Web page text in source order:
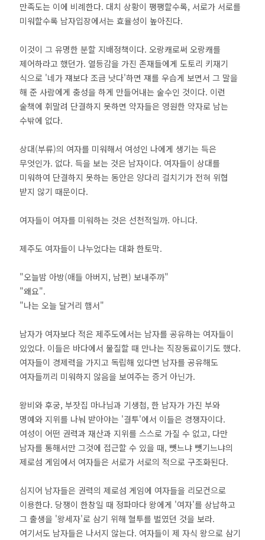
만족도는 이에 비례한다. 대치 상황이 팽팽할수록, 서로가 서로를
미워할수록 남자입장에서는 효율성이 높아진다.
이것이 그 유명한 분할 지배정책이다. 오랑캐로써 오랑캐를
제어하라고 했던가. 열등감을 가진 존재들에게 도토리 키재기
식으로 '네가 쟤보다 조금 낫다'하면 쟤를 우습게 보면서 그 말을
해 준 사람에게 충성을 하게 만들어내는 술수인 것이다. 이런
술책에 휘말려 단결하지 못하면 약자들은 영원한 약자로 남는
수밖에 없다.
상대(부류)의 여자를 미워해서 여성인 나에게 생기는 득은
무엇인가. 없다. 득을 보는 것은 남자이다. 여자들이 상대를
미워하여 단결하지 못하는 동안은 양다리 걸치기가 전혀 위협
받지 않기 때문이다.
여자들이 여자를 미워하는 것은 선천적일까. 아니다.
제주도 여자들이 나누었다는 대화 한토막.
"오늘밤 아방(애들 아버지, 남편) 보내주까"
"왜요".
"나는 오늘 달거리 햄서"
남자가 여자보다 적은 제주도에서는 남자를 공유하는 여자들이
있었다. 이들은 바다에서 물질할 때 만나는 직장동료이기도 했다.
여자들이 경제력을 가지고 독립해 있다면 남자를 공유해도
여자들끼리 미워하지 않음을 보여주는 증거 아닌가.
왕비와 후궁, 부잣집 마나님과 기생첩, 한 남자가 가진 부와
명예와 지위를 나눠 받아야는 '결투'에서 이들은 경쟁자이다.
여성이 어떤 권력과 재산과 지위를 스스로 가질 수 없고, 다만
남자를 통해서만 그것에 접근할 수 있을 때, 뺏느냐 뺏기느냐의
제로섬 게임에서 여자들은 서로가 서로의 적으로 구조화된다.
심지어 남자들은 권력의 제로섬 게임에 여자들을 리모컨으로
이용한다. 당쟁이 한창일 때 정파마다 왕에게 '여자'를 상납하고
그 출생을 '왕세자'로 삼기 위해 혈투를 벌였던 것을 보라.
여기서도 남자들은 나서지 않는다. 여자들이 제 자식 왕으로 삼기